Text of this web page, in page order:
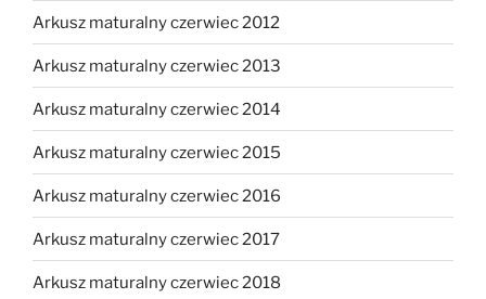
Arkusz maturalny czerwiec 2012
Arkusz maturalny czerwiec 2013
Arkusz maturalny czerwiec 2014
Arkusz maturalny czerwiec 2015
Arkusz maturalny czerwiec 2016
Arkusz maturalny czerwiec 2017
Arkusz maturalny czerwiec 2018